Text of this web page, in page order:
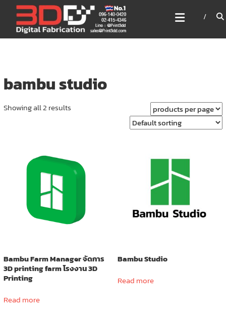
content
3DD DIGITAL FABRICATION
เครื่องพิมพ์3มิติ สแกนเนอร์
เลเซอร์
bambu studio
Showing all 2 results
Bambu Farm Manager จัดการ
3D printing farm โรงงาน 3D
Printing
Read more
Bambu Studio
Read more